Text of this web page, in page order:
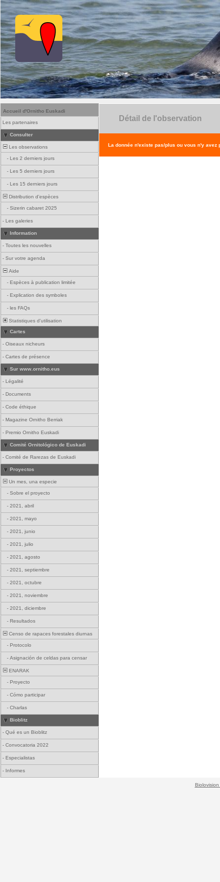
Accueil d'Ornitho Euskadi
Les partenaires
Consulter
Les observations
- Les 2 derniers jours
- Les 5 derniers jours
- Les 15 derniers jours
Distribution d'espèces
- Sizerin cabaret 2025
- Les galeries
Information
- Toutes les nouvelles
- Sur votre agenda
Aide
- Espèces à publication limitée
- Explication des symboles
- les FAQs
Statistiques d'utilisation
Cartes
- Oiseaux nicheurs
- Cartes de présence
Sur www.ornitho.eus
- Légalité
- Documents
- Code éthique
- Magazine Ornitho Berriak
- Premio Ornitho Euskadi
Comité Ornitológico de Euskadi
- Comité de Rarezas de Euskadi
Proyectos
Un mes, una especie
- Sobre el proyecto
- 2021, abril
- 2021, mayo
- 2021, junio
- 2021, julio
- 2021, agosto
- 2021, septiembre
- 2021, octubre
- 2021, noviembre
- 2021, diciembre
- Resultados
Censo de rapaces forestales diurnas
- Protocolo
- Asignación de celdas para censar
ENARAK
- Proyecto
- Cómo participar
- Charlas
Bioblitz
- Qué es un Bioblitz
- Convocatoria 2022
- Especialistas
- Informes
Détail de l'observation
La donnée n'existe pas/plus ou vous n'y avez
Biolovision